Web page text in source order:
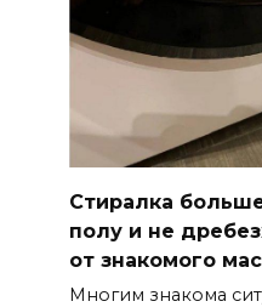
Стиралка
полу и не
от знакомого
Многим знакома